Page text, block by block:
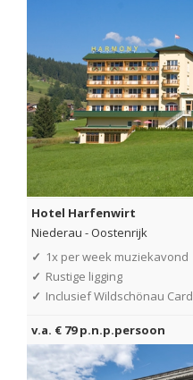
Hotel Harfenwirt
Niederau -Oostenrijk
✓ 1x per week muziekavond
✓ Rustige ligging
✓ Inclusief Wildschönau Card
v.a. € 79 p.n.p.persoon